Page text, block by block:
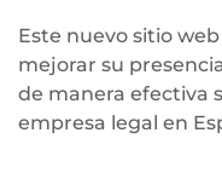
Este nuevo sitio
mejorar su
de manera efectiva
empresa legal en